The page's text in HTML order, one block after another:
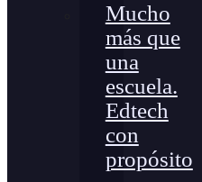
Mucho
más que
una
escuela.
Edtech
con
propósito